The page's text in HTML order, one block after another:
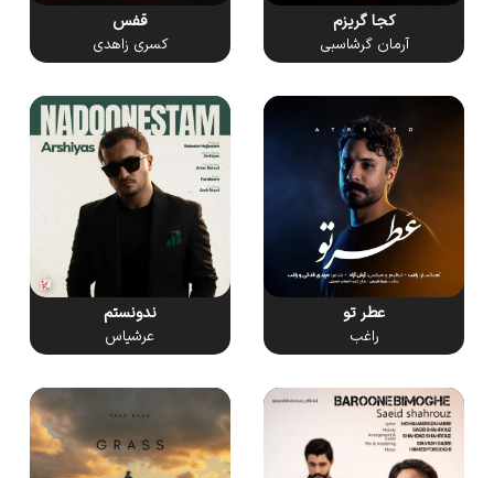
کجا گریزم
آرمان گرشاسبی
قفس
کسری زاهدی
عطر تو
راغب
ندونستم
عرشیاس